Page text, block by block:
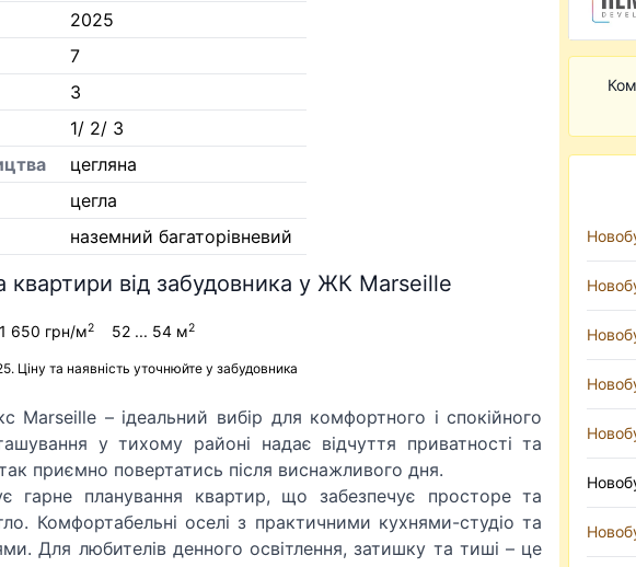
2025
7
3
1/ 2/ 3
цегляна
цегла
наземний багаторівневий
квартири від забудовника у ЖК Marseille
650 грн/м2 52 ... 54 м2
Ціну та наявність уточнюйте у забудовника
Marseille – ідеальний вибір для комфортного і спокійного
у тихому районі надає відчуття приватності та
приємно повертатись після виснажливого дня.
гарне планування квартир, що забезпечує просторе та
Комфортабельні оселі з практичними кухнями-студіо та
Для любителів денного освітлення, затишку та тиші – це